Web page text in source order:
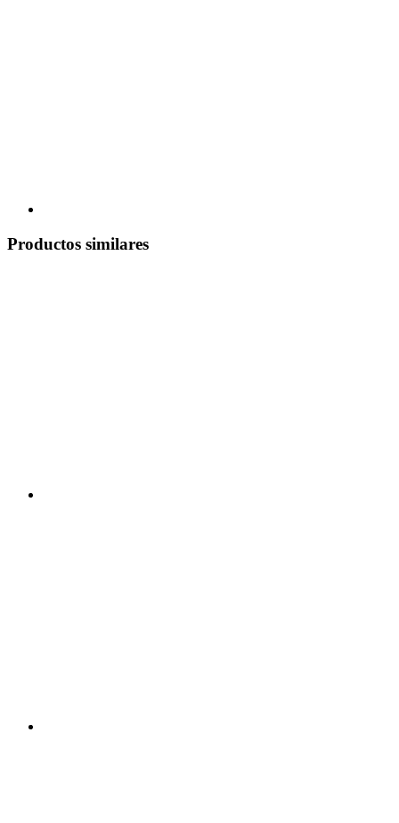
Productos similares